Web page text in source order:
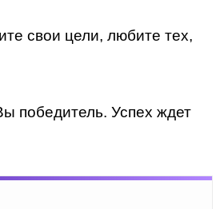
свои цели, любите тех,
победитель. Успех ждет